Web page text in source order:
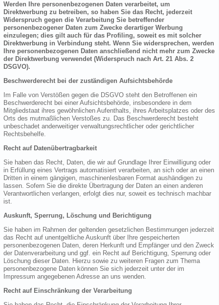
Werden Ihre personenbezogenen Daten verarbeitet, um
Direktwerbung zu betreiben, so haben Sie das Recht, jederzeit
Widerspruch gegen die Verarbeitung Sie betreffender
personenbezogener Daten zum Zwecke derartiger Werbung
einzulegen; dies gilt auch für das Profiling, soweit es mit solcher
Direktwerbung in Verbindung steht. Wenn Sie widersprechen, werden
Ihre personenbezogenen Daten anschließend nicht mehr zum Zwecke
der Direktwerbung verwendet (Widerspruch nach Art. 21 Abs. 2
DSGVO).
Beschwerderecht bei der zuständigen Aufsichtsbehörde
Im Falle von Verstößen gegen die DSGVO steht den Betroffenen ein
Beschwerderecht bei einer Aufsichtsbehörde, insbesondere in dem
Mitgliedstaat ihres gewöhnlichen Aufenthalts, ihres Arbeitsplatzes oder des
Orts des mutmaßlichen Verstoßes zu. Das Beschwerderecht besteht
unbeschadet anderweitiger verwaltungsrechtlicher oder gerichtlicher
Rechtsbehelfe.
Recht auf Datenübertragbarkeit
Sie haben das Recht, Daten, die wir auf Grundlage Ihrer Einwilligung oder
in Erfüllung eines Vertrags automatisiert verarbeiten, an sich oder an einen
Dritten in einem gängigen, maschinenlesbaren Format aushändigen zu
lassen. Sofern Sie die direkte Übertragung der Daten an einen anderen
Verantwortlichen verlangen, erfolgt dies nur, soweit es technisch machbar
ist.
Auskunft, Sperrung, Löschung und Berichtigung
Sie haben im Rahmen der geltenden gesetzlichen Bestimmungen jederzeit
das Recht auf unentgeltliche Auskunft über Ihre gespeicherten
personenbezogenen Daten, deren Herkunft und Empfänger und den Zweck
der Datenverarbeitung und ggf. ein Recht auf Berichtigung, Sperrung oder
Löschung dieser Daten. Hierzu sowie zu weiteren Fragen zum Thema
personenbezogene Daten können Sie sich jederzeit unter der im
Impressum angegebenen Adresse an uns wenden.
Recht auf Einschränkung der Verarbeitung